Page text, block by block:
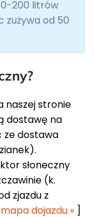
200 litrów
zużywa od 50
naszej stronie
dostawę na
ze dostawa
słoneczny
(k.
zjazdu z
dojazdu » ]